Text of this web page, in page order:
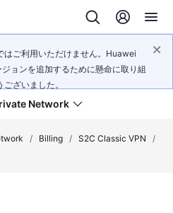
はご利用いただけません。Huawei
ョンを追加するために懸命に取り組
ざいました。
Network
/ Billing / S2C Classic VPN
/